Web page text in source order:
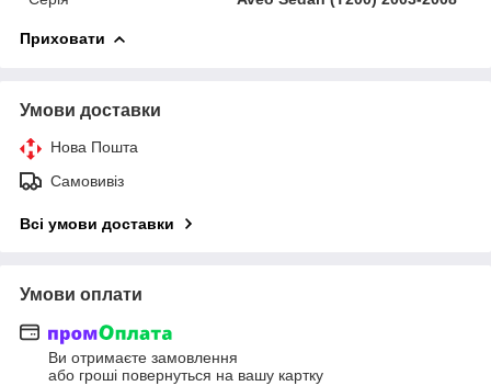
Приховати
Умови доставки
Нова Пошта
Самовивіз
Всі умови доставки
Умови оплати
Ви отримаєте замовлення
або гроші повернуться на вашу картку